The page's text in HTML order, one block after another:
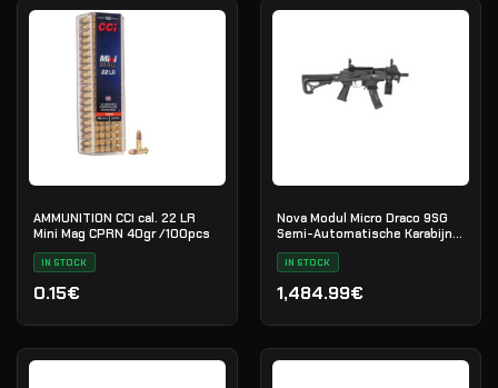
AMMUNITION CCI cal. 22 LR
Mini Mag CPRN 40gr /100pcs
IN STOCK
0.15€
Nova Modul Micro Draco 9SG
Semi-Automatische Karabijn
9×19
IN STOCK
1,484.99€